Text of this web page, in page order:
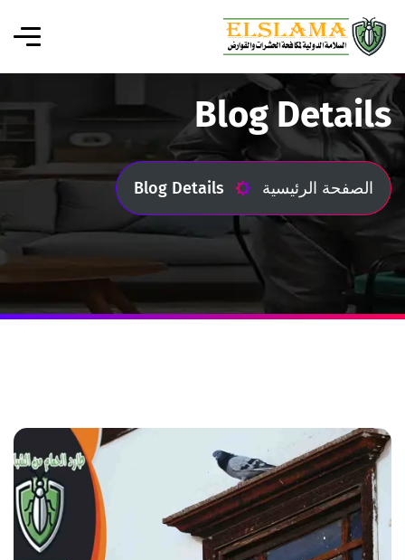
Blog Details
الصفحة الرئيسية Blog Details